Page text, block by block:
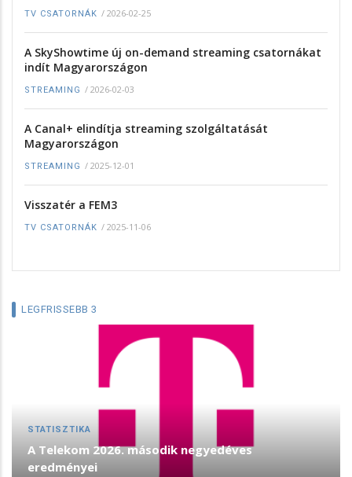
TV CSATORNÁK / 2026-02-25
A SkyShowtime új on-demand streaming csatornákat
indít Magyarországon
STREAMING / 2026-02-03
A Canal+ elindítja streaming szolgáltatását
Magyarországon
STREAMING / 2025-12-01
Visszatér a FEM3
TV CSATORNÁK / 2025-11-06
LEGFRISSEBB 3
STATISZTIKA
A Telekom 2026. második negyedéves
eredményei